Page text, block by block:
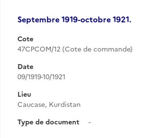
Septembre 1919-octobre 1921.
Cote
47CPCOM/12 (Cote de commande)
Date
09/1919-10/1921
Lieu
Caucase, Kurdistan
Type de document
-